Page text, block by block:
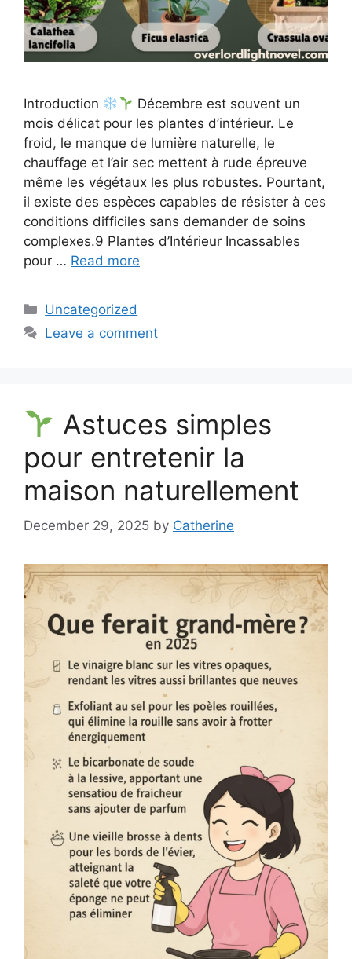
Introduction
Décembre est souvent un
mois délicat pour les plantes d’intérieur. Le
froid, le manque de lumière naturelle, le
chauffage et l’air sec mettent à rude épreuve
même les végétaux les plus robustes. Pourtant,
il existe des espèces capables de résister à ces
conditions difficiles sans demander de soins
complexes.9 Plantes d’Intérieur Incassables
pour … Read more
Categories
Uncategorized
Leave a comment
Astuces simples
pour entretenir la
maison naturellement
December 29, 2025 by Catherine